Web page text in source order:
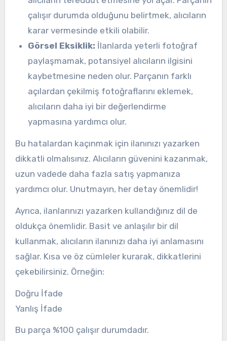
çalışır durumda olduğunu belirtmek, alıcıların
karar vermesinde etkili olabilir.
Görsel Eksiklik: İlanlarda yeterli fotoğraf
paylaşmamak, potansiyel alıcıların ilgisini
kaybetmesine neden olur. Parçanın farklı
açılardan çekilmiş fotoğraflarını eklemek,
alıcıların daha iyi bir değerlendirme
yapmasına yardımcı olur.
Bu hatalardan kaçınmak için ilanınızı yazarken
dikkatli olmalısınız. Alıcıların güvenini kazanmak,
uzun vadede daha fazla satış yapmanıza
yardımcı olur. Unutmayın, her detay önemlidir!
Ayrıca, ilanlarınızı yazarken kullandığınız dil de
oldukça önemlidir. Basit ve anlaşılır bir dil
kullanmak, alıcıların ilanınızı daha iyi anlamasını
sağlar. Kısa ve öz cümleler kurarak, dikkatlerini
çekebilirsiniz. Örneğin:
Doğru İfade
Yanlış İfade
Bu parça %100 çalışır durumdadır.